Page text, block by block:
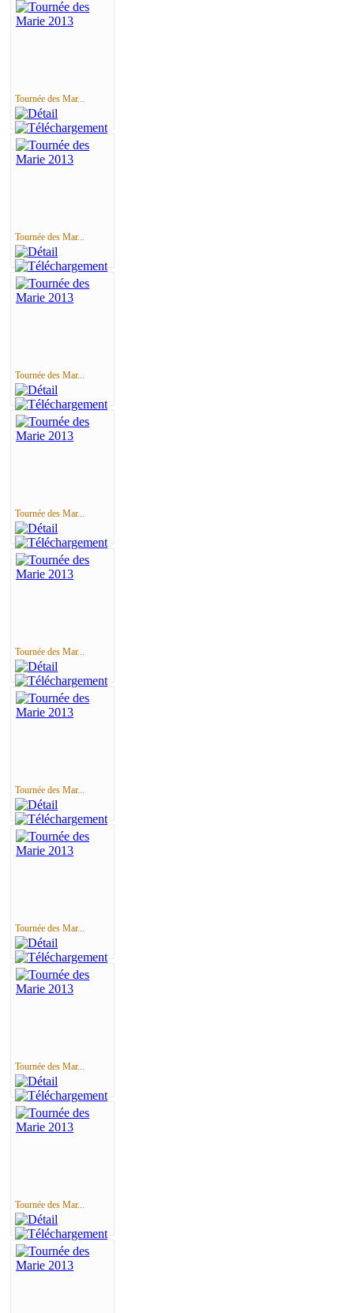
Tournée des Mar...
Tournée des Mar...
Tournée des Mar...
Tournée des Mar...
Tournée des Mar...
Tournée des Mar...
Tournée des Mar...
Tournée des Mar...
Tournée des Mar...